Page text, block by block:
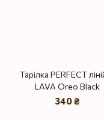
Тарілка PERFECT
LAVA Oreo Black
340 ₴